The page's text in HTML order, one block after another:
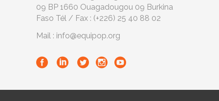
09 BP 1660 Ouagadougou 09 Burkina
Faso Tél / Fax : (+226) 25 40 88 02
Mail : info@equipop.org